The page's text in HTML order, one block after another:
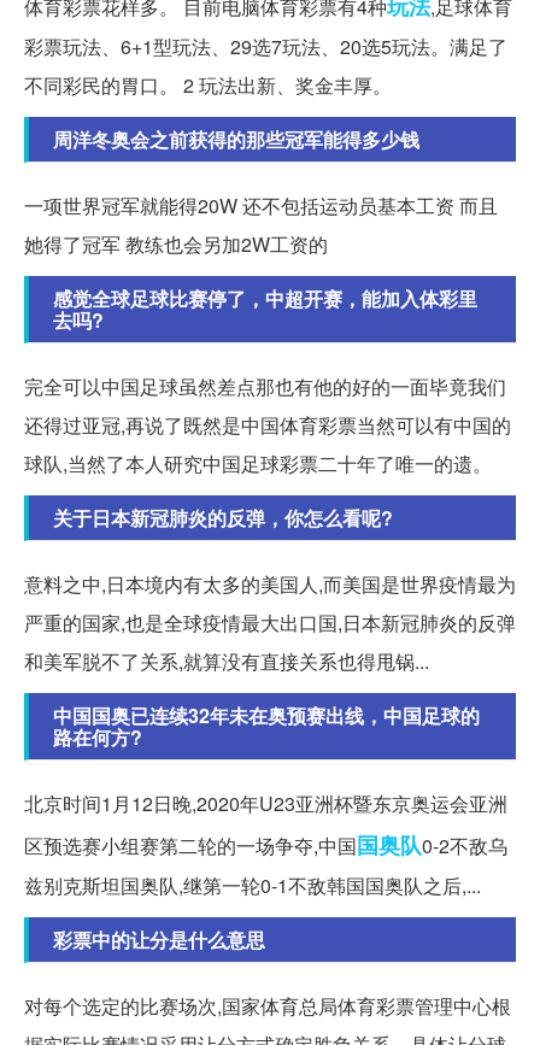
体育彩票花样多。 目前电脑体育彩票有4种
,足球体育
彩票玩法、6+1型玩法、29选7玩法、20选5玩法。满足了
不同彩民的胃口。 2 玩法出新、奖金丰厚。
周洋冬奥会之前获得的那些冠军能得多少钱
一项世界冠军就能得20W 还不包括运动员基本工资 而且
她得了冠军 教练也会另加2W工资的
感觉全球足球比赛停了，中超开赛，能加入体彩里
去吗?
完全可以中国足球虽然差点那也有他的好的一面毕竟我们
还得过亚冠,再说了既然是中国体育彩票当然可以有中国的
球队,当然了本人研究中国足球彩票二十年了唯一的遗。
关于日本新冠肺炎的反弹，你怎么看呢?
意料之中,日本境内有太多的美国人,而美国是世界疫情最为
严重的国家,也是全球疫情最大出口国,日本新冠肺炎的反弹
和美军脱不了关系,就算没有直接关系也得甩锅...
中国国奥已连续32年未在奥预赛出线，中国足球的
路在何方?
北京时间1月12日晚,2020年U23亚洲杯暨东京奥运会亚洲
区预选赛小组赛第二轮的一场争夺,中国国奥队0-2不敌乌
兹别克斯坦国奥队,继第一轮0-1不敌韩国国奥队之后,...
彩票中的让分是什么意思
对每个选定的比赛场次,国家体育总局体育彩票管理中心根